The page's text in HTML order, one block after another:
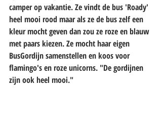
camper op vakantie. Ze vindt de bus 'Roady'
heel mooi rood maar als ze de bus zelf een
kleur mocht geven dan zou ze roze en blauw
met paars kiezen. Ze mocht haar eigen
BusGordijn samenstellen en koos voor
flamingo's en roze unicorns. "De gordijnen
zijn ook heel mooi."